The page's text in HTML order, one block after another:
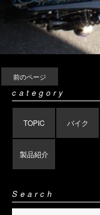
前のページ
category
TOPIC バイク
製品紹介
Search